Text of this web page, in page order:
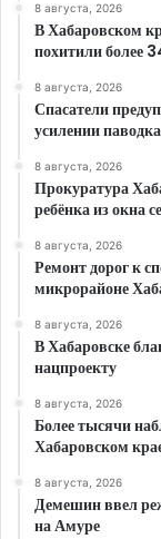
8 августа, 2026
В Хабаровском
похитили более
8 августа, 2026
Спасатели
усилении
8 августа, 2026
Прокуратура
ребёнка из окна
8 августа, 2026
Ремонт дорог к
микрорайоне
8 августа, 2026
В Хабаровске
нацпроекту
8 августа, 2026
Более тысячи
Хабаровском
8 августа, 2026
Демешин ввел
на Амуре